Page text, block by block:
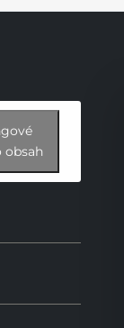
obsah